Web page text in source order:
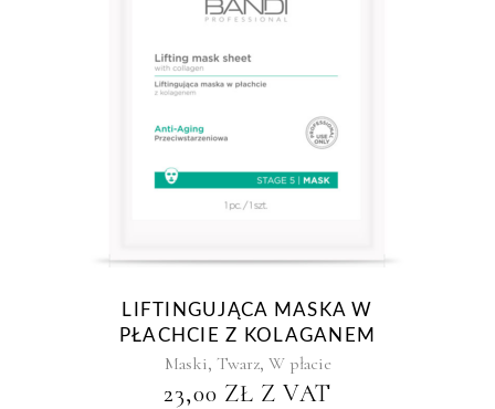
LIFTINGUJĄCA MASKA W
PŁACHCIE Z KOLAGANEM
Maski, Twarz, W płacie
23,00 ZŁ Z VAT